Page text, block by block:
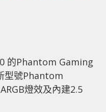
的Phantom Gaming
型號Phantom
燈效及內建2.5